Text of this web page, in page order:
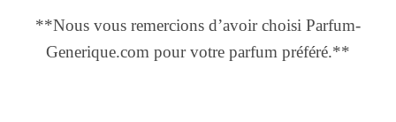
**Nous vous remercions d’avoir choisi Parfum-
Generique.com pour votre parfum préféré.**